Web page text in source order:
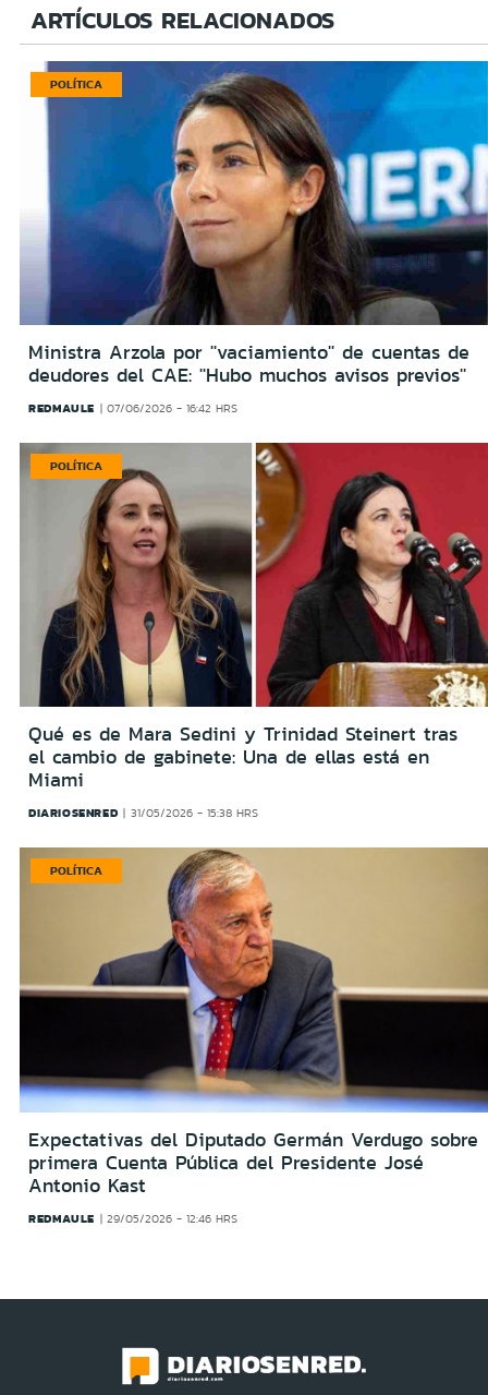
ARTÍCULOS RELACIONADOS
POLÍTICA
Ministra Arzola por ''vaciamiento'' de cuentas de
deudores del CAE: ''Hubo muchos avisos previos''
REDMAULE 07/06/2026 - 16:42 HRS
POLÍTICA
Qué es de Mara Sedini y Trinidad Steinert tras
el cambio de gabinete: Una de ellas está en
Miami
DIARIOSENRED 31/05/2026 - 15:38 HRS
POLÍTICA
Expectativas del Diputado Germán Verdugo sobre
primera Cuenta Pública del Presidente José
Antonio Kast
REDMAULE 29/05/2026 - 12:46 HRS